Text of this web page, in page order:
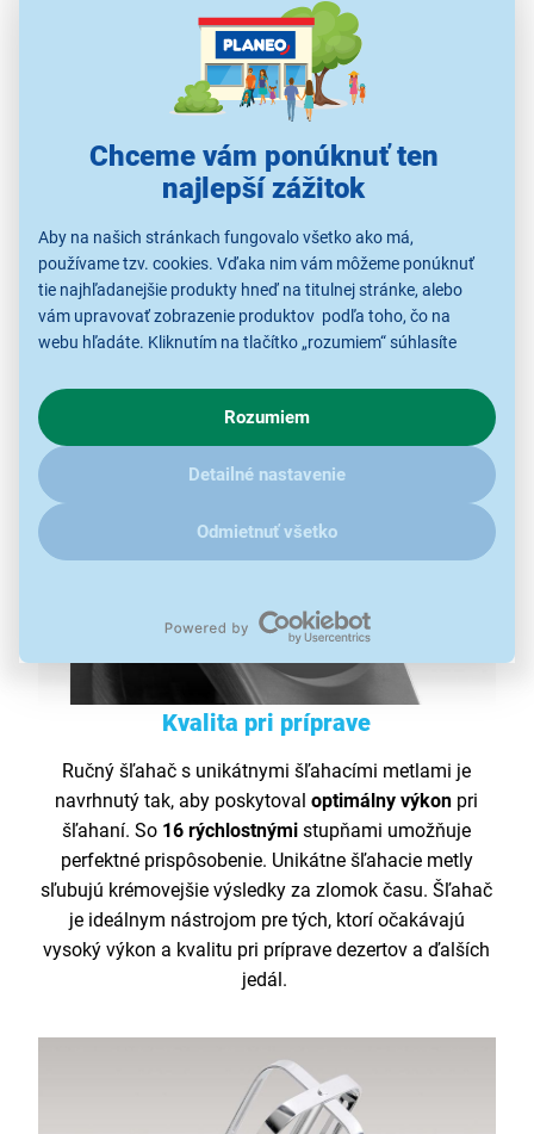
Chceme vám ponúknuť ten
najlepší zážitok
Aby na našich stránkach fungovalo všetko ako má,
používame tzv. cookies. Vďaka nim vám môžeme ponúknuť
tie najhľadanejšie produkty hneď na titulnej stránke, alebo
vám upravovať zobrazenie produktov podľa toho, čo na
webu hľadáte. Kliknutím na tlačítko „rozumiem“ súhlasíte
o chovaní na webe pre zobrazovaní cielených reklám.
V prípade že vás zaujímajú detaily, ako u nás s cookies a
ďalšími údaji pracujeme, kliknitesem.
Rozumiem
Detailné nastavenie
Odmietnuť všetko
16 rýchlostí
Výber z viacerých rýchlosti
LCD displej
Prehľadný aktuálny stav
Výkonný motor 300 W
Efektívne miešanie a šľahanie
Kvalita pri príprave
Ručný šľahač s unikátnymi šľahacími metlami je
navrhnutý tak, aby poskytovaloptimálny výkon pri
šľahaní. So 16 rýchlostnými stupňami umožňuje
perfektné prispôsobenie. Unikátne šľahacie metly
sľubujú krémovejšie výsledky za zlomok času. Šľahač
je ideálnym nástrojom pre tých, ktorí očakávajú
vysoký výkon a kvalitu pri príprave dezertov a ďalších
jedál.